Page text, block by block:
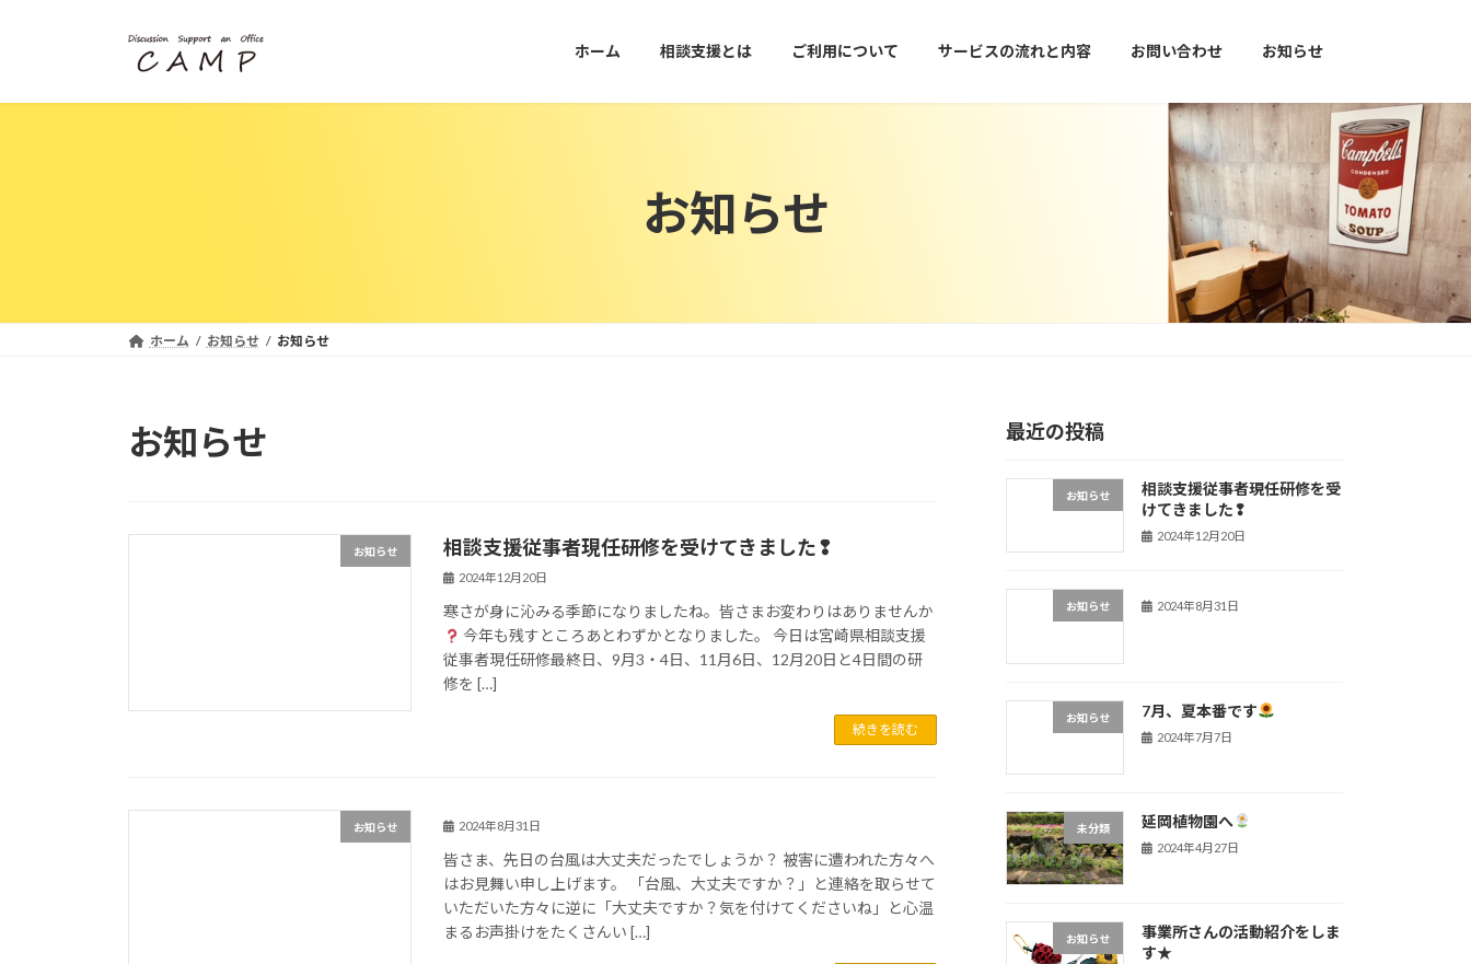
ホーム 相談支援とは ご利用について サービスの流れと内容 お問い合わせ お知らせ
お知らせ
ホーム お知らせ お知らせ
お知らせ
お知らせ 相談支援従事者現任研修を受けてきました❢
2024年12月20日
寒さが身に沁みる季節になりましたね。皆さまお変わりはありませんか
今年も残すところあとわずかとなりました。 今日は宮崎県相談支援
従事者現任研修最終日、9月3・4日、11月6日、12月20日と4日間の研
修を […]
続きを読む
お知らせ 2024年8月31日
皆さま、先日の台風は大丈夫だったでしょうか？ 被害に遭われた方々へ
はお見舞い申し上げます。 「台風、大丈夫ですか？」と連絡を取らせて
いただいた方々に逆に「大丈夫ですか？気を付けてくださいね」と心温
まるお声掛けをたくさんい […]
最近の投稿
お知らせ
相談支援従事者現任研修を受
けてきました❢
2024年12月20日
お知らせ 2024年8月31日
お知らせ 7月、夏本番です
2024年7月7日
未分類 延岡植物園へ
2024年4月27日
お知らせ
事業所さんの活動紹介をしま
す★